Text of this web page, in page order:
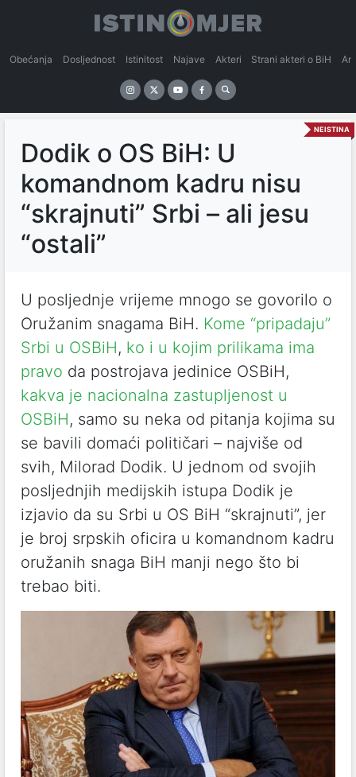
Obećanja Dosljednost Istinitost Najave Akteri Strani akteri o BiH
NEISTINA
Dodik o OS BiH: U
komandnom kadru nisu
“skrajnuti” Srbi – ali jesu
“ostali”
U posljednje vrijeme mnogo se govorilo o
Oružanim snagama BiH. Kome “pripadaju”
Srbi u OSBiH, ko i u kojim prilikama ima
pravo da postrojava jedinice OSBiH,
kakva je nacionalna zastupljenost u
OSBiH, samo su neka od pitanja kojima su
se bavili domaći političari – najviše od
svih, Milorad Dodik. U jednom od svojih
posljednjih medijskih istupa Dodik je
izjavio da su Srbi u OS BiH “skrajnuti”, jer
je broj srpskih oficira u komandnom kadru
oružanih snaga BiH manji nego što bi
trebao biti.